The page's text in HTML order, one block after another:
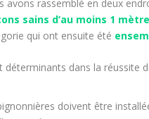
avons rassemblé en deux
sains d’au moins 1
qui ont ensuite été
déterminants dans la réussite
doivent être